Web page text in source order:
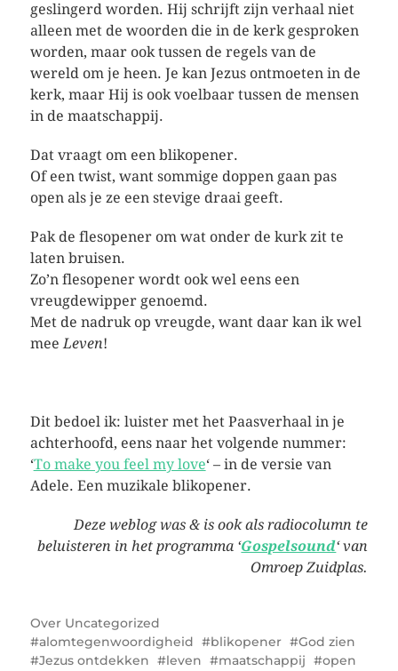
geslingerd worden. Hij schrijft zijn verhaal niet
alleen met de woorden die in de kerk gesproken
worden, maar ook tussen de regels van de
wereld om je heen. Je kan Jezus ontmoeten in de
kerk, maar Hij is ook voelbaar tussen de mensen
in de maatschappij.
Dat vraagt om een blikopener.
Of een twist, want sommige doppen gaan pas
open als je ze een stevige draai geeft.
Pak de flesopener om wat onder de kurk zit te
laten bruisen.
Zo’n flesopener wordt ook wel eens een
vreugdewipper genoemd.
Met de nadruk op vreugde, want daar kan ik wel
meeLeven!
Dit bedoel ik: luister met het Paasverhaal in je
achterhoofd, eens naar het volgende nummer:
‘To make you feel my love‘ – in de versie van
Adele. Een muzikale blikopener.
Deze weblog was & is ook als radiocolumn te
beluisteren in het programma ‘Gospelsound‘ van
Omroep Zuidplas.
Over Uncategorized
alomtegenwoordigheid
blikopener
God zien
Jezus ontdekken
leven maatschappij open